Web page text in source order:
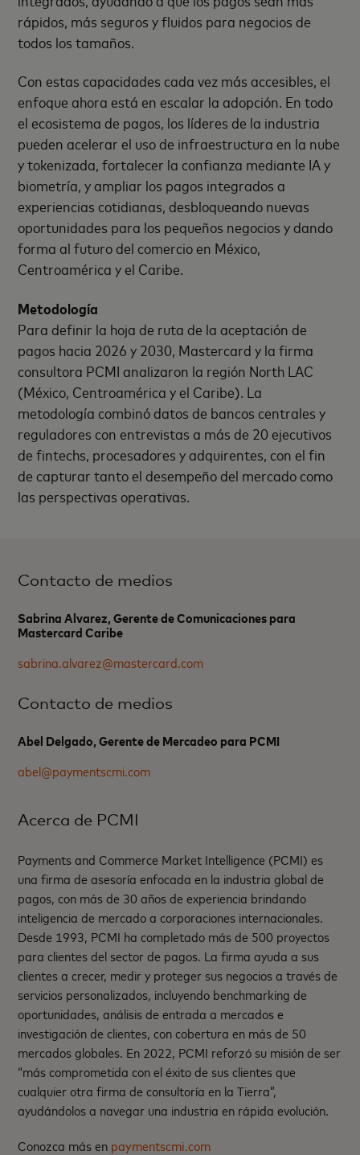
rápidos, más seguros y fluidos para negocios de
todos los tamaños.
Con estas capacidades cada vez más accesibles, el
enfoque ahora está en escalar la adopción. En todo
el ecosistema de pagos, los líderes de la industria
pueden acelerar el uso de infraestructura en la nube
y tokenizada, fortalecer la confianza mediante IA y
biometría, y ampliar los pagos integrados a
experiencias cotidianas, desbloqueando nuevas
oportunidades para los pequeños negocios y dando
forma al futuro del comercio en México,
Centroamérica y el Caribe.
Metodología
Para definir la hoja de ruta de la aceptación de
pagos hacia 2026 y 2030, Mastercard y la firma
consultora PCMI analizaron la región North LAC
(México, Centroamérica y el Caribe). La
metodología combinó datos de bancos centrales y
reguladores con entrevistas a más de 20 ejecutivos
de fintechs, procesadores y adquirentes, con el fin
de capturar tanto el desempeño del mercado como
las perspectivas operativas.
Contacto de medios
Sabrina Alvarez, Gerente de Comunicaciones para
Mastercard Caribe
sabrina.alvarez@mastercard.com
Contacto de medios
Abel Delgado, Gerente de Mercadeo para PCMI
abel@paymentscmi.com
Acerca de PCMI
Payments and Commerce Market Intelligence (PCMI) es
una firma de asesoría enfocada en la industria global de
pagos, con más de 30 años de experiencia brindando
inteligencia de mercado a corporaciones internacionales.
Desde 1993, PCMI ha completado más de 500 proyectos
para clientes del sector de pagos. La firma ayuda a sus
clientes a crecer, medir y proteger sus negocios a través de
servicios personalizados, incluyendo benchmarking de
oportunidades, análisis de entrada a mercados e
investigación de clientes, con cobertura en más de 50
mercados globales. En 2022, PCMI reforzó su misión de ser
“más comprometida con el éxito de sus clientes que
cualquier otra firma de consultoría en la Tierra”,
ayudándolos a navegar una industria en rápida evolución.
Conozca más en paymentscmi.com